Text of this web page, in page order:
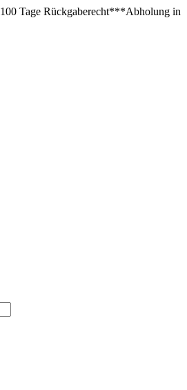
100 Tage Rückgaberecht***Abholung in